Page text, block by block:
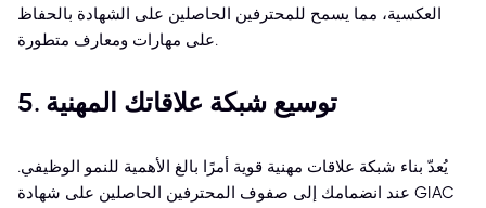
العكسية، مما يسمح للمحترفين الحاصلين على الشهادة بالحفاظ
على مهارات ومعارف متطورة.
5. توسيع شبكة علاقاتك المهنية
يُعدّ بناء شبكة علاقات مهنية قوية أمرًا بالغ الأهمية للنمو الوظيفي.
عند انضمامك إلى صفوف المحترفين الحاصلين على شهادة GIAC